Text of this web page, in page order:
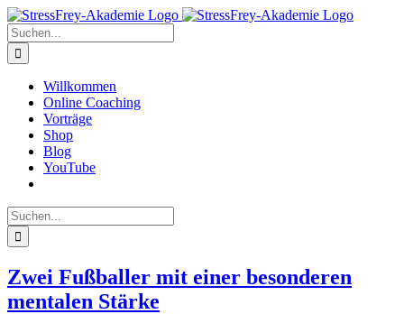
Zum
Inhalt
springen
Suche
nach:
Willkommen
Online Coaching
Vorträge
Shop
Blog
YouTube
Suche
nach:
Zwei Fußballer mit einer besonderen
mentalen Stärke